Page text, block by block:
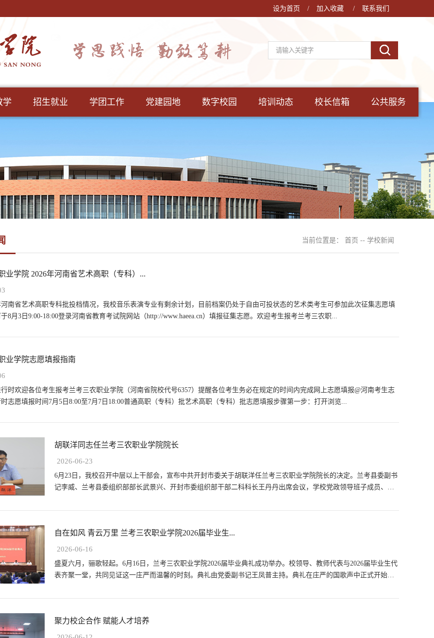
设为首页 / 加入收藏 / 联系我们
学 招生就业 学团工作 党建园地 数字校园 培训动态 校长信箱 公共服务
当前位置是： 首页 -- 学校新闻
业学院 2026年河南省艺术高职（专科）...
河南省艺术高职专科批投档情况，我校音乐表演专业有剩余计划，目前档案仍处于自由可投状态的艺术类考生可参加此次征集志愿填
8月3日9:00-18:00登录河南省教育考试院网站（http://www.haeea.cn）填报征集志愿。欢迎考生报考兰考三农职...
业学院志愿填报指南
时欢迎各位考生报考兰考三农职业学院（河南省院校代号6357）提醒各位考生务必在规定的时间内完成网上志愿填报@河南考生志
志愿填报时间7月5日8:00至7月7日18:00普通高职（专科）批艺术高职（专科）批志愿填报步骤第一步：打开浏览...
胡联洋同志任兰考三农职业学院院长
2026-06-23
6月23日，我校召开中层以上干部会，宣布中共开封市委关于胡联洋任兰考三农职业学院院长的决定。兰考县委副书
记李威、兰考县委组织部部长武景兴、开封市委组织部干部二科科长王丹丹出席会议，学校党政领导班子成员、中
自在如风 青云万里 兰考三农职业学院2026届毕业生...
2026-06-16
盛夏六月，骊歌轻起。6月16日，兰考三农职业学院2026届毕业典礼成功举办。校领导、教师代表与2026届毕业生代
表齐聚一堂，共同见证这一庄严而温馨的时刻。典礼由党委副书记王凤普主持。典礼在庄严的国歌声中正式开始，
聚力校企合作 赋能人才培养